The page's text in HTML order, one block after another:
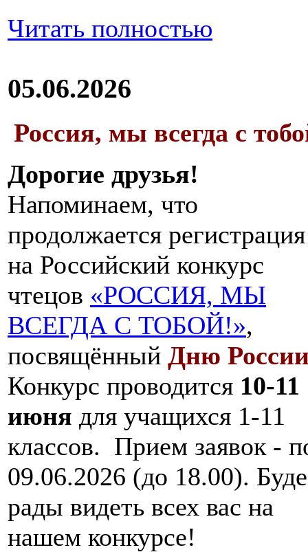
Читать полностью
05.06.2026
Россия, мы всегда с
Дорогие друзья!
Напоминаем, что
продолжается регистрация
на Российский конкурс
чтецов «РОССИЯ, МЫ
ВСЕГДА С ТОБОЙ!»,
посвящённый Дню
Конкурс проводится 10-11
июня для учащихся 1-11
классов. Прием заявок -
09.06.2026 (до 18.00).
рады видеть всех вас на
нашем конкурсе!